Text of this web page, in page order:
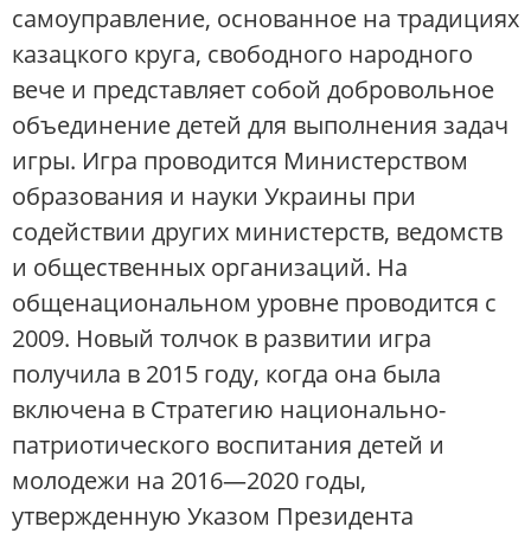
самоуправление, основанное на традициях
казацкого круга, свободного народного
вече и представляет собой добровольное
объединение детей для выполнения задач
игры. Игра проводится Министерством
образования и науки Украины при
содействии других министерств, ведомств
и общественных организаций. На
общенациональном уровне проводится с
2009. Новый толчок в развитии игра
получила в 2015 году, когда она была
включена в Стратегию национально-
патриотического воспитания детей и
молодежи на 2016—2020 годы,
утвержденную Указом Президента